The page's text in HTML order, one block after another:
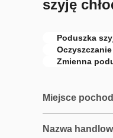
szyję
Poduszka
Zmienna
Miejsce
Nazwa